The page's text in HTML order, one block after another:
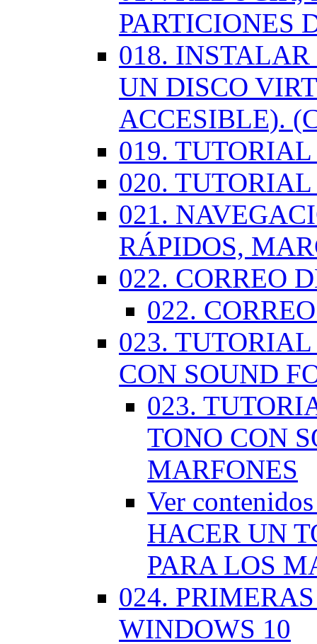
PARTICIONES
018.
UN DISCO
ACCESIBLE).
019.
020.
021.
RÁPIDOS,
022. CORREO
022.
023.
CON SOUND
023.
TONO CON
MARFONES
Ver
HACER UN
PARA LOS
024.
WINDOWS 10